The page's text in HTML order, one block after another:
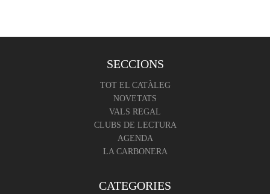
SECCIONS
TOT EL CATÀLEG
NOVETATS
VALS REGAL
CLUBS DE LECTURA
AGENDA
LA CARBONERA
CATEGORIES